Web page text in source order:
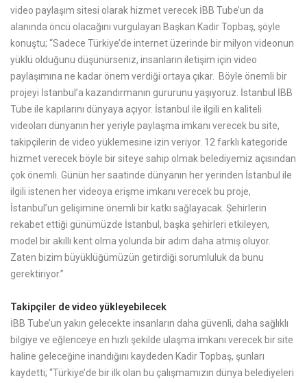
video paylaşım sitesi olarak hizmet verecek İBB Tube’un da
alanında öncü olacağını vurgulayan Başkan Kadir Topbaş, şöyle
konuştu; “Sadece Türkiye’de internet üzerinde bir milyon videonun
yüklü olduğunu düşünürseniz, insanların iletişim için video
paylaşımına ne kadar önem verdiği ortaya çıkar. Böyle önemli bir
projeyi İstanbul’a kazandırmanın gururunu yaşıyoruz. İstanbul İBB
Tube ile kapılarını dünyaya açıyor. İstanbul ile ilgili en kaliteli
videoları dünyanın her yeriyle paylaşma imkanı verecek bu site,
takipçilerin de video yüklemesine izin veriyor. 12 farklı kategoride
hizmet verecek böyle bir siteye sahip olmak belediyemiz açısından
çok önemli. Günün her saatinde dünyanın her yerinden İstanbul ile
ilgili istenen her videoya erişme imkanı verecek bu proje,
İstanbul’un gelişimine önemli bir katkı sağlayacak. Şehirlerin
rekabet ettiği günümüzde İstanbul, başka şehirleri etkileyen,
model bir akıllı kent olma yolunda bir adım daha atmış oluyor.
Zaten bizim büyüklüğümüzün getirdiği sorumluluk da bunu
gerektiriyor.”
Takipçiler de video yükleyebilecek
İBB Tube’un yakın gelecekte insanların daha güvenli, daha sağlıklı
bilgiye ve eğlenceye en hızlı şekilde ulaşma imkanı verecek bir site
haline geleceğine inandığını kaydeden Kadir Topbaş, şunları
kaydetti; “Türkiye’de bir ilk olan bu çalışmamızın dünya belediyeleri